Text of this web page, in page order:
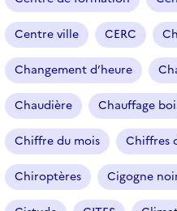
Centre ville CERC
Changement d’heure
Chaudière Chauffage
Chiffre du mois Chiffres
Chiroptères Cigogne